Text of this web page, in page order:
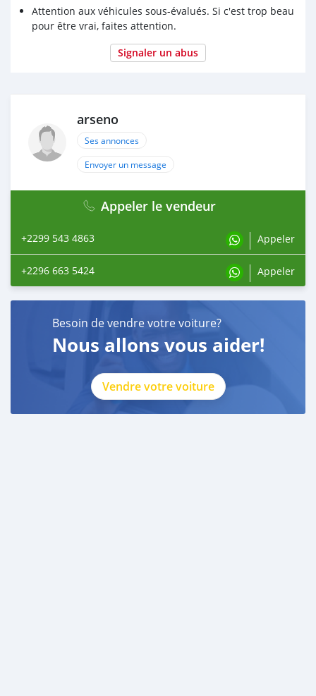
Attention aux véhicules sous-évalués. Si c'est trop beau
pour être vrai, faites attention.
Signaler un abus
arseno
Ses annonces
Envoyer un message
Appeler le vendeur
+2299 543 4863 Appeler
+2296 663 5424 Appeler
Besoin de vendre votre voiture?
Nous allons vous aider!
Vendre votre voiture